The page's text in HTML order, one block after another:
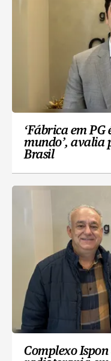
‘Fábrica em
mundo’, avalia
Brasil
Complexo